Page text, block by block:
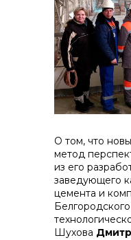
О том, что
метод
из его
заведующего
цемента и
Шухова